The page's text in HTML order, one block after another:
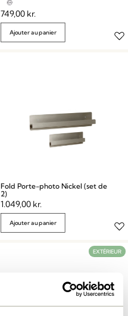
749,00 kr.
Ajouter au panier
Fold Porte-photo Nickel (set de
2)
1.049,00 kr.
Ajouter au panier
EXTÉRIEUR